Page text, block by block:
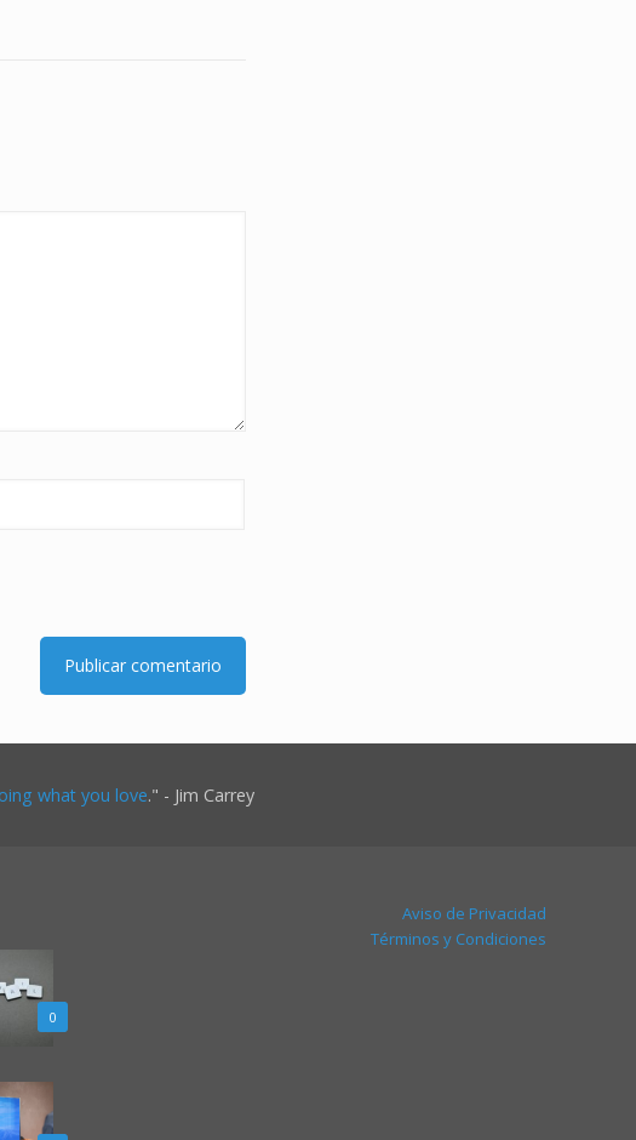
what you love." - Jim Carrey
0
Aviso de Privacidad
Términos y Condiciones